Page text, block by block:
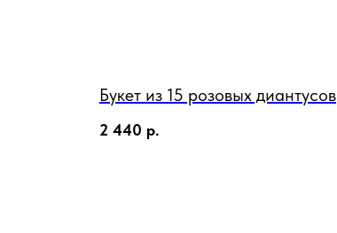
Букет из 15 розовых диантусов
2 440 р.